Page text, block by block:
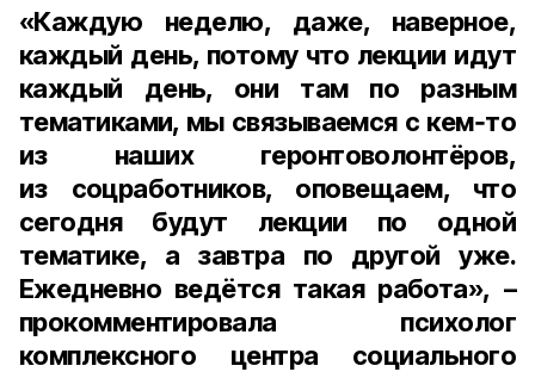
«Каждую неделю, даже, наверное,
каждый день, потому что лекции идут
каждый день, они там по разным
тематиками, мы связываемся с кем‑то
из наших геронтоволонтёров,
из соцработников, оповещаем, что
сегодня будут лекции по одной
тематике, а завтра по другой уже.
Ежедневно ведётся такая работа», –
прокомментировала психолог
комплексного центра социального